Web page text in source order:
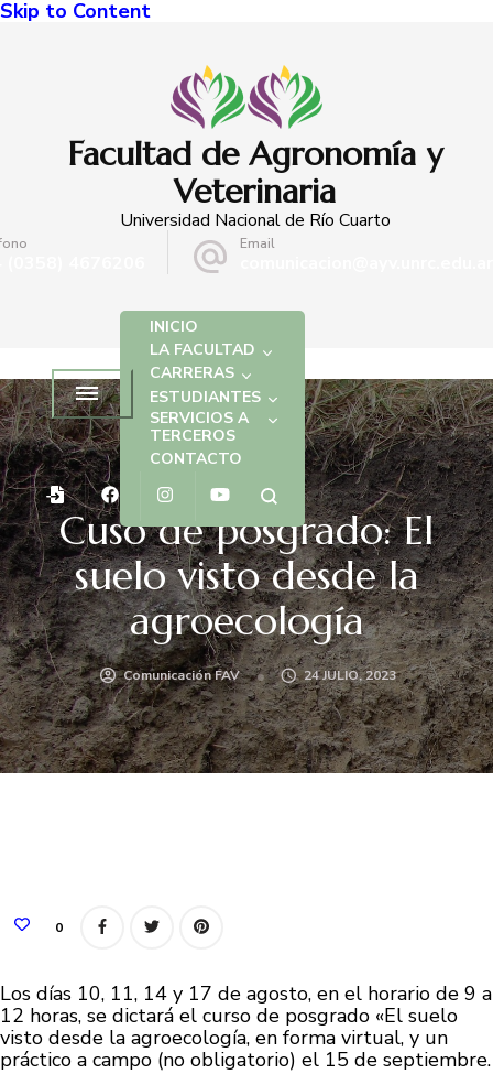
Skip to Content
Facultad de Agronomía y
Veterinaria
Universidad Nacional de Río Cuarto
Email
INICIO
LA FACULTAD
CARRERAS
ESTUDIANTES
SERVICIOS A
TERCEROS
CONTACTO
EVENTOS
Cuso de posgrado: El
suelo visto desde la
agroecología
Comunicación FAV 24 JULIO, 2023
0
Los días 10, 11, 14 y 17 de agosto, en el horario de 9 a
12 horas, se dictará el curso de posgrado «El suelo
visto desde la agroecología, en forma virtual, y un
práctico a campo (no obligatorio) el 15 de septiembre.